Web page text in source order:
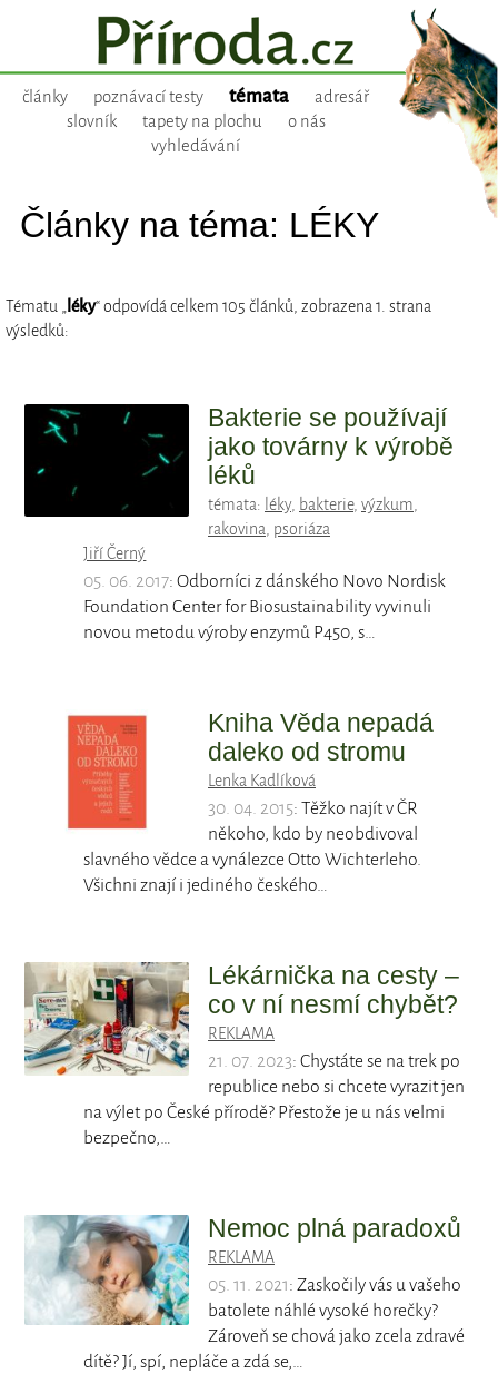
články poznávací testy témata
adresář
slovník
tapety na plochu
o nás
vyhledávání
Články na téma: LÉKY
Tématu „léky“ odpovídá celkem 105 článků, zobrazena 1. strana
výsledků:
Bakterie se používají
jako továrny k výrobě
léků
témata: léky, bakterie, výzkum,
rakovina, psoriáza
Jiří Černý
05. 06. 2017: Odborníci z dánského Novo Nordisk
Foundation Center for Biosustainability vyvinuli
novou metodu výroby enzymů P450, s…
Kniha Věda nepadá
daleko od stromu
Lenka Kadlíková
30. 04. 2015: Těžko najít v ČR
někoho, kdo by neobdivoval
slavného vědce a vynálezce Otto Wichterleho.
Všichni znají i jediného českého…
Lékárnička na cesty –
co v ní nesmí chybět?
REKLAMA
21. 07. 2023: Chystáte se na trek po
republice nebo si chcete vyrazit jen
na výlet po České přírodě? Přestože je u nás velmi
bezpečno,…
Nemoc plná paradoxů
REKLAMA
05. 11. 2021: Zaskočily vás u vašeho
batolete náhlé vysoké horečky?
Zároveň se chová jako zcela zdravé
dítě? Jí, spí, nepláče a zdá se,…